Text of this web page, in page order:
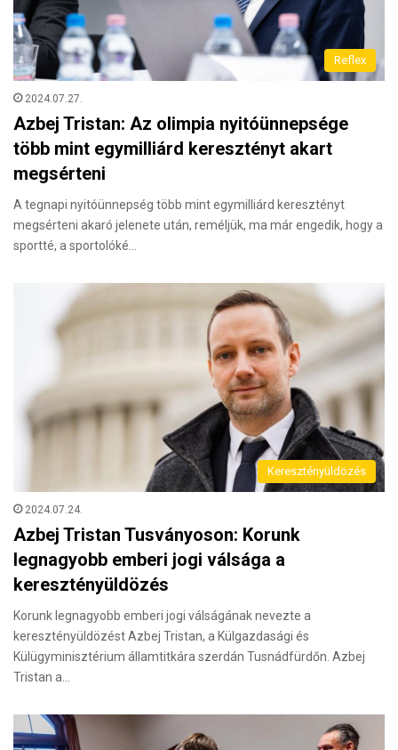
Reflex
2024.07.27.
Azbej Tristan: Az olimpia nyitóünnepsége
több mint egymilliárd keresztényt akart
megsérteni
A tegnapi nyitóünnepség több mint egymilliárd keresztényt
megsérteni akaró jelenete után, reméljük, ma már engedik, hogy a
sportté, a sportolóké…
Keresztényüldözés
2024.07.24.
Azbej Tristan Tusványoson: Korunk
legnagyobb emberi jogi válsága a
keresztényüldözés
Korunk legnagyobb emberi jogi válságának nevezte a
keresztényüldözést Azbej Tristan, a Külgazdasági és
Külügyminisztérium államtitkára szerdán Tusnádfürdőn. Azbej
Tristan a…